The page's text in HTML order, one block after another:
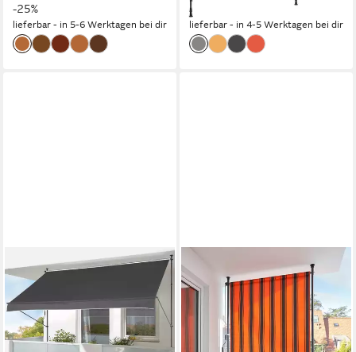
-25%
lieferbar - in 5-6 Werktagen bei dir
-11%
lieferbar - in 4-5 Werktagen bei dir